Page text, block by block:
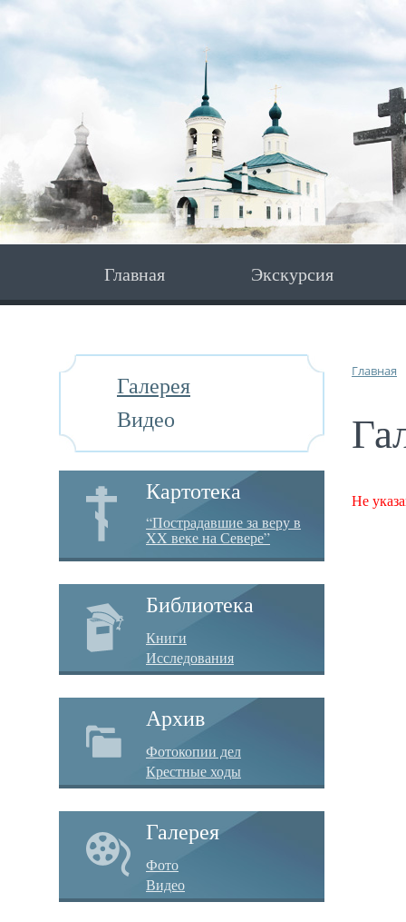
Главная Экскурсия
Галерея
Видео
Картотека
“Пострадавшие за веру в
XX веке на Севере”
Библиотека
Книги
Исследования
Архив
Фотокопии дел
Крестные ходы
Галерея
Фото
Видео
Главная
Не